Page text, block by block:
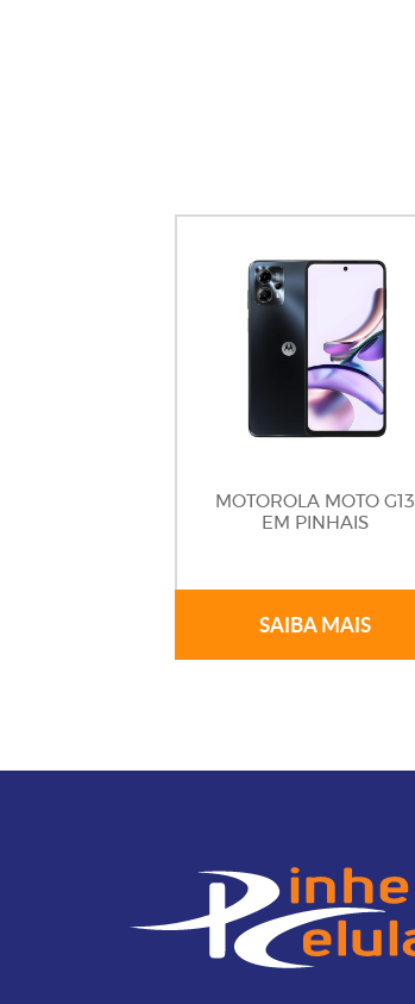
MOTOROLA MOTO G13
EM PINHAIS
SAIBA MAIS